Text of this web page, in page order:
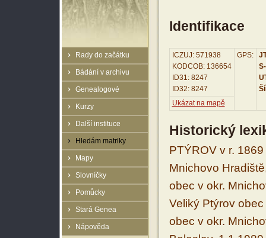
Rady do začátku
Bádání v archivu
Genealogové
Kurzy
Další instituce
Hledám matriky
Mapy
Slovníčky
Pomůcky
Stará Genea
Nápověda
Identifikace
ICZUJ: 571938
KODCOB: 136654
ID31: 8247
ID32: 8247
GPS:
Ukázat na mapě
Historický
PTÝROV v r.
Mnichovo
obec v okr.
Veliký Ptýrov
obec v okr.